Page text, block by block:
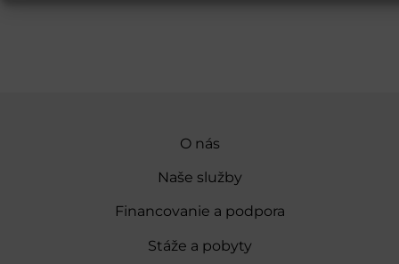
O nás
Naše služby
Financovanie a podpora
Stáže a pobyty